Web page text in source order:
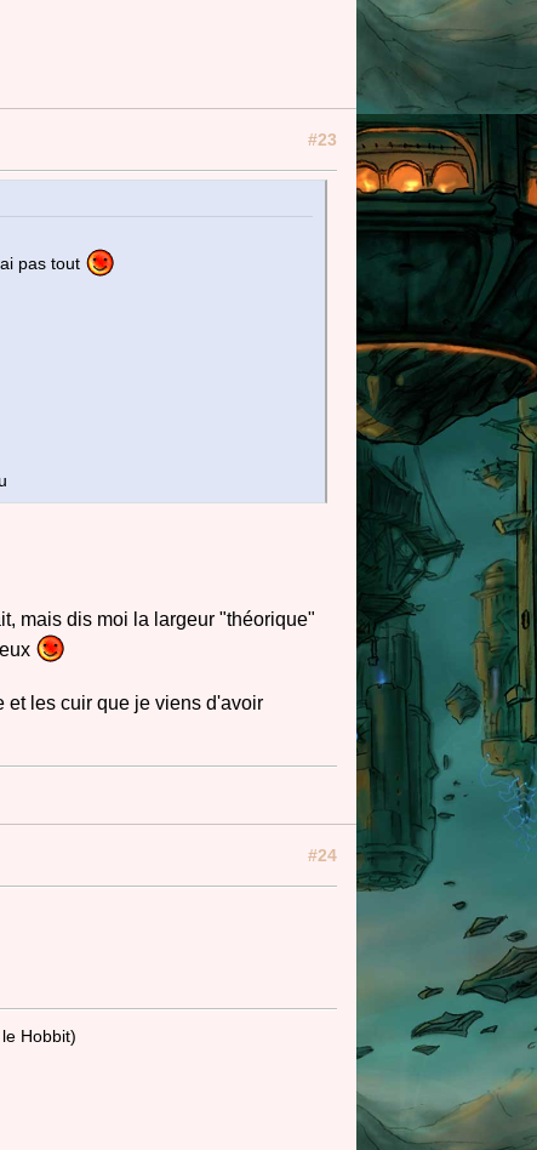
#23
pas tout
mais dis moi la largeur "théorique"
et les cuir que je viens d'avoir
#24
Hobbit)